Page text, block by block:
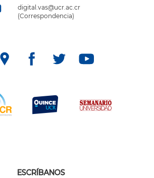
digital.vas@ucr.ac.cr
(Correspondencia)
ESCRÍBANOS